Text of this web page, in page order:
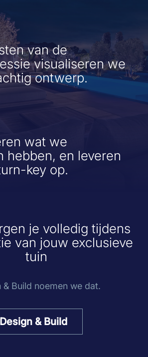
van de
visualiseren we
ontwerp.
wat we
hebben, en leveren
key op.
je volledig tijdens
van jouw exclusieve
tuin
& Build noemen we dat.
& Build